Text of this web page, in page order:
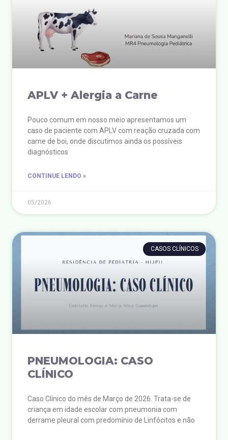
APLV + Alergia a Carne
Pouco comum em nosso meio apresentamos um
caso de paciente com APLV com reação cruzada com
carne de boi, onde discutimos ainda os possíveis
diagnósticos
CONTINUE LENDO »
05/2026
CASOS CLÍNICOS
PNEUMOLOGIA: CASO
CLÍNICO
Caso Clínico do mês de Março de 2026. Trata-se de
criança em idade escolar com pneumonia com
derrame pleural com predomínio de Linfócitos e não